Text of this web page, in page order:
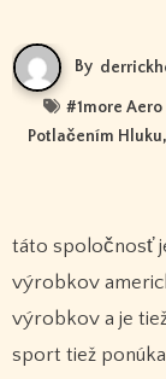
By
#1more
Potlačením Hluku
táto spoločnosť je pozvaným členom kruhu bezpečnosti
výrobkov
výrobkov a je
sport tiež